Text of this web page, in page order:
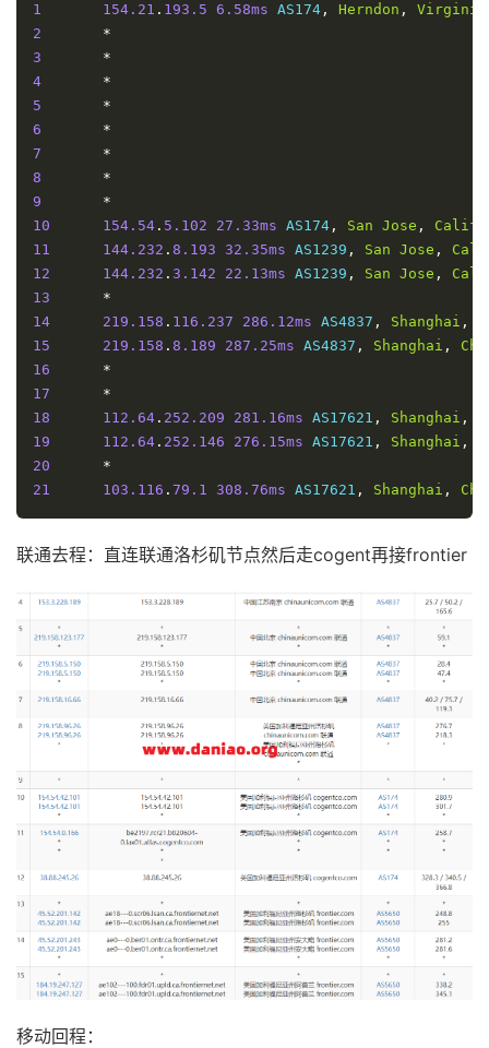
1
154.21 . 193.5 6.58ms AS174 , Herndon , Virginia
2
*
3
*
4
*
5
*
6
*
7
*
8
*
9
*
10
154.54 . 5.102 27.33ms AS174 , San Jose ,
11
144.232 . 8.193 32.35ms AS1239 , San Jose ,
12
144.232 . 3.142 22.13ms AS1239 , San Jose ,
13
*
14
219.158 . 116.237 286.12ms AS4837 , Shanghai ,
15
219.158 . 8.189 287.25ms AS4837 , Shanghai ,
16
*
17
*
18
112.64 . 252.209 281.16ms AS17621 , Shanghai ,
19
112.64 . 252.146 276.15ms AS17621 , Shanghai ,
20
*
21
103.116 . 79.1 308.76ms AS17621 , Shanghai ,
联通去程：直连联通洛杉矶节点然后走cogent再接frontier
移动回程：